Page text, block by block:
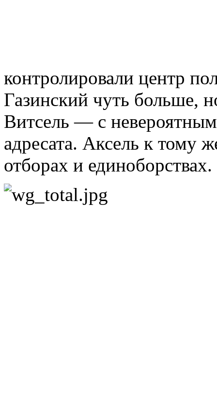
контролировали центр
Газинский чуть больше,
Витсель — с
адресата. Аксель к тому
отборах и